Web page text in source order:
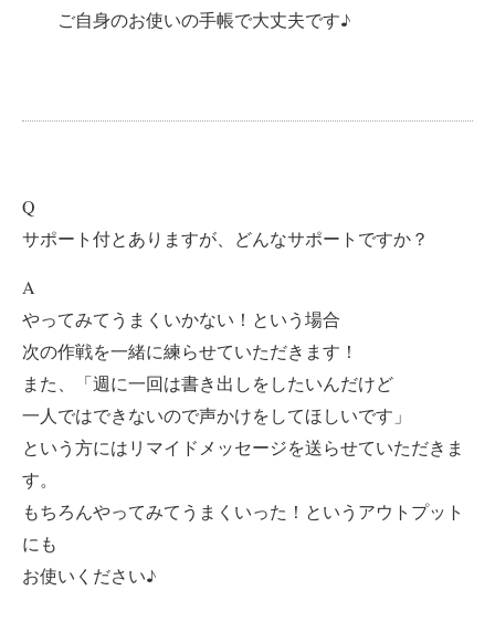
ご自身のお使いの手帳で大丈夫です♪
Q
サポート付とありますが、どんなサポートですか？
A
やってみてうまくいかない！という場合
次の作戦を一緒に練らせていただきます！
また、「週に一回は書き出しをしたいんだけど
一人ではできないので声かけをしてほしいです」
という方にはリマイドメッセージを送らせていただきま
す。
もちろんやってみてうまくいった！というアウトプット
にも
お使いください♪